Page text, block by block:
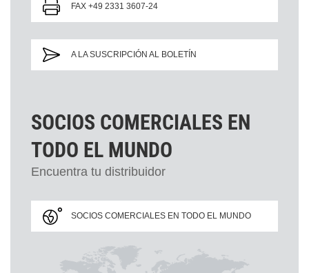
FAX +49 2331 3607-24
A LA SUSCRIPCIÓN AL BOLETÍN
SOCIOS COMERCIALES EN
TODO EL MUNDO
Encuentra tu distribuidor
SOCIOS COMERCIALES EN TODO EL MUNDO